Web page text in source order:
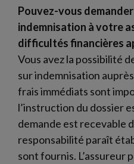
Pouvez-vous
indemnisation à votre
difficultés financières
Vous avez la possibilité
sur indemnisation
frais immédiats sont
l’instruction du dossier
demande est recevable
responsabilité paraît
sont fournis. L’assureur